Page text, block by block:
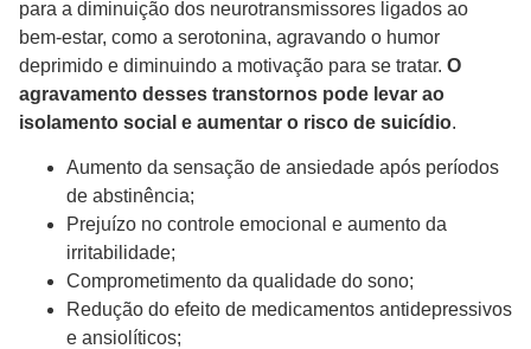
para a diminuição dos neurotransmissores ligados ao
bem-estar, como a serotonina, agravando o humor
deprimido e diminuindo a motivação para se tratar. O
agravamento desses transtornos pode levar ao
isolamento social e aumentar o risco de suicídio.
Aumento da sensação de ansiedade após períodos
de abstinência;
Prejuízo no controle emocional e aumento da
irritabilidade;
Comprometimento da qualidade do sono;
Redução do efeito de medicamentos antidepressivos
e ansiolíticos;